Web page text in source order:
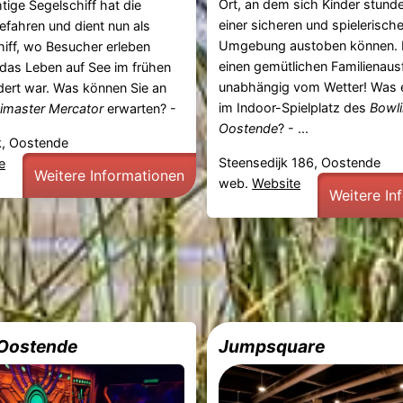
Segelschiff hat die
und dient nun als
wo Besucher erleben
Leben auf See im frühen
war. Was können Sie an
Mercatorerwarten? -
Oostende
Weitere Informationen
Ort, an dem sich Kinder
einer sicheren und
Umgebung austoben können.
einen gemütlichen
unabhängig vom Wetter! Was
im Indoor-Spielplatz des
Oostende? - ...
Steensedijk 186, Oostende
web.Website
Weitere
Jumpsquare